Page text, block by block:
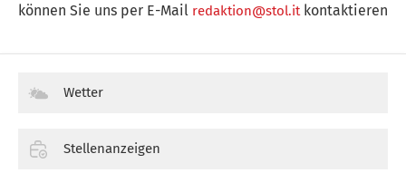
können Sie uns per E-Mail redaktion@stol.itkontaktieren
Wetter
Stellenanzeigen